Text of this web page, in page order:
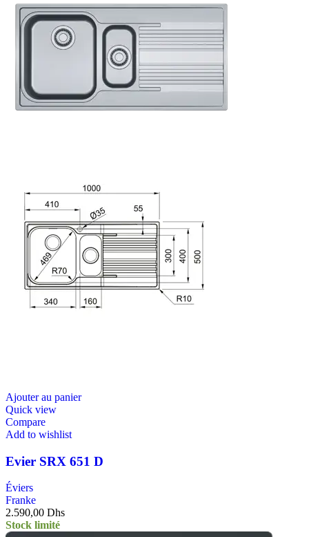
Ajouter au panier
Quick view
Compare
Add to wishlist
Evier SRX 651 D
Éviers
Franke
2.590,00 Dhs
Stock limité